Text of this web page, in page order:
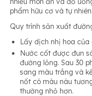
phẩm hữu cơ và tự nhiên.
Quy trình sản xuất
Lấy dịch nhị hoa
Nước cốt được đun
đường lỏng. Sau 30
sang màu trắng và
nốt có màu nâu
thường nhỏ hơn.